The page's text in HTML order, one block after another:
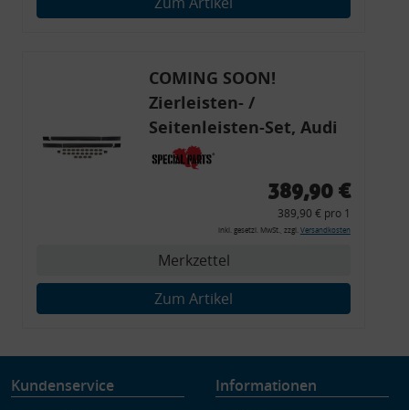
COMING SOON!
Zierleisten- /
Seitenleisten-Set, Audi
80 Cabrio, Coupe, S2, (6x
Zierleiste, 2x Kappe,
Montagewerkzeug)
389,90 €
389,90 € pro 1
inkl. gesetzl. MwSt., zzgl. Versandkosten
Merkzettel
Zum Artikel
Kundenservice Informationen
Verwendung genauer Standortdaten
Endgeräteeigenschaften zur Identifikation aktiv abfragen